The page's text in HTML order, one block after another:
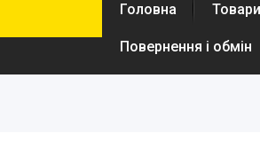
Головна
Повернення і обмін